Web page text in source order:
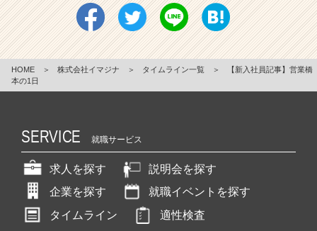
HOME ＞ 株式会社イマジナ ＞ タイムライン一覧 ＞
【新入社員記事】営業橋
本の1日
SERVICE 就職サービス
求人を探す
説明会を探す
企業を探す
就職イベントを探す
タイムライン
適性検査